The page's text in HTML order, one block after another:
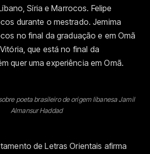
Síria e Marrocos. Felipe
durante o mestrado. Jemima
no final da graduação e em Omã
que está no final da
quer uma experiência em Omã.
poeta brasileiro de origem libanesa Jamil
Almansur Haddad
de Letras Orientais afirma